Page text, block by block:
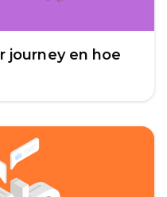
journey en hoe